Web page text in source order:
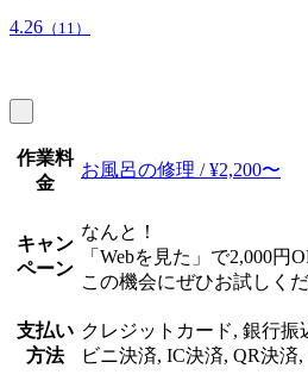
4.26 （11）
作業料
金
お風呂の修理 / ¥2,200〜
キャン
ペーン
なんと！
「Webを見た」で2,000円
この機会にぜひお試しくだ
支払い
方法
クレジットカード, 銀行振
ビニ決済, IC決済, QR決済